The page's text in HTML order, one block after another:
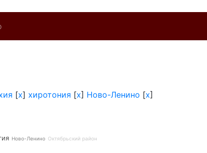
[x] хиротония [x] Ново-Ленино [x]
Ново-Ленино Октябрьский район